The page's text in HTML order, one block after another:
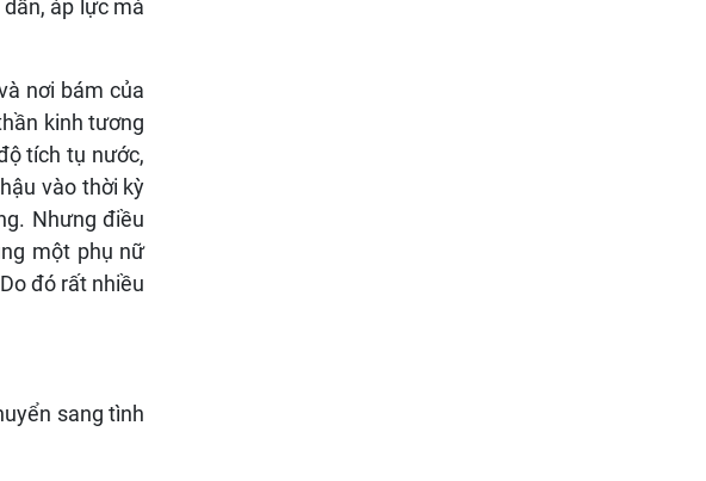
áp lực mà
nơi bám của
kinh tương
tích tụ nước,
vào thời kỳ
Nhưng điều
một phụ nữ
đó rất nhiều
sang tình